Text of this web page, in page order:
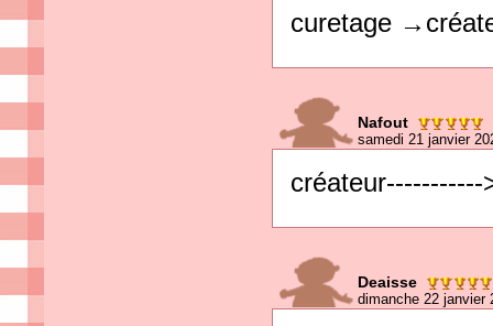
curetage
Nafout
samedi 21 janvier
créateur-----------
Deaisse
dimanche 22 janvier